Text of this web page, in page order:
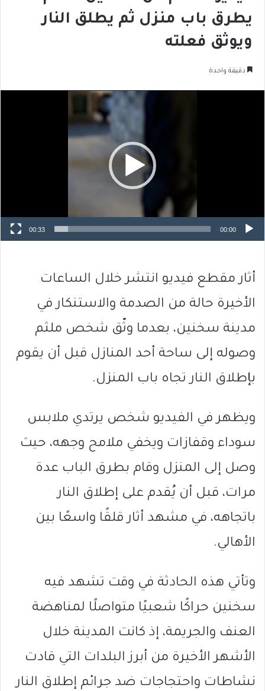
يطرق باب منزل ثم يطلق النار
ويوثق فعلته
دقيقة واحدة
00:00
00:33
أثار مقطع فيديو انتشر خلال الساعات
الأخيرة حالة من الصدمة والاستنكار في
مدينة سخنين، بعدما وثّق شخص ملثم
وصوله إلى ساحة أحد المنازل قبل أن يقوم
بإطلاق النار تجاه باب المنزل.
ويظهر في الفيديو شخص يرتدي ملابس
سوداء وقفازات ويخفي ملامح وجهه، حيث
وصل إلى المنزل وقام بطرق الباب عدة
مرات، قبل أن يُقدم على إطلاق النار
باتجاهه، في مشهد أثار قلقًا واسعًا بين
الأهالي.
وتأتي هذه الحادثة في وقت تشهد فيه
سخنين حراكًا شعبيًا متواصلًا لمناهضة
العنف والجريمة، إذ كانت المدينة خلال
الأشهر الأخيرة من أبرز البلدات التي قادت
نشاطات واحتجاجات ضد جرائم إطلاق النار